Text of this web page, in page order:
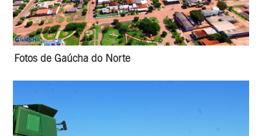
Fotos de Gaúcha do Norte